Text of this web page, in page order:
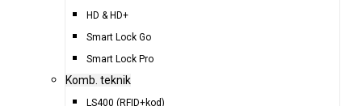
HD & HD+
Smart Lock Go
Smart Lock Pro
Komb. teknik
LS400 (RFID+kod)